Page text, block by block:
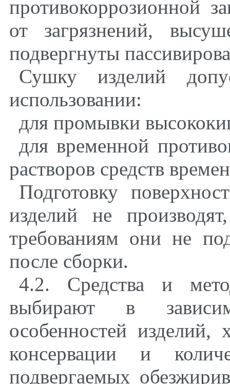
противокоррозионной
от загрязнений,
подвергнуты
Сушку изделий
использовании:
для промывки
для временной
растворов средств
Подготовку
изделий не
требованиям они не
после сборки.
4.2. Средства и
выбирают в
особенностей изделий,
консервации и
подвергаемых